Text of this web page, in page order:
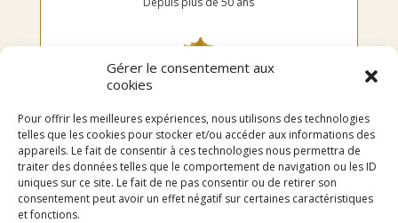
Gérer le consentement aux
cookies
Pour offrir les meilleures expériences, nous utilisons des technologies
telles que les cookies pour stocker et/ou accéder aux informations des
appareils. Le fait de consentir à ces technologies nous permettra de
traiter des données telles que le comportement de navigation ou les ID
uniques sur ce site. Le fait de ne pas consentir ou de retirer son
consentement peut avoir un effet négatif sur certaines caractéristiques
et fonctions.
TORRÉFIÉ EN FRANCE
LIVRAISON OFFERTE
en point relais dès 75€ d’achat